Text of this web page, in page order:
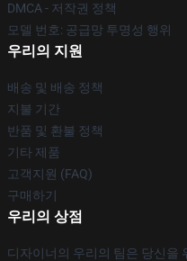
DMCA - 저작권 정책
모델 번호: 공급망 투명성 행위
우리의 지원
배송 및 배송 정책
지불 기간
반품 및 환불 정책
기타 제품
고객지원 (FAQ)
구매하기
우리의 상점
디자이너의 우리의 팀은 당신을